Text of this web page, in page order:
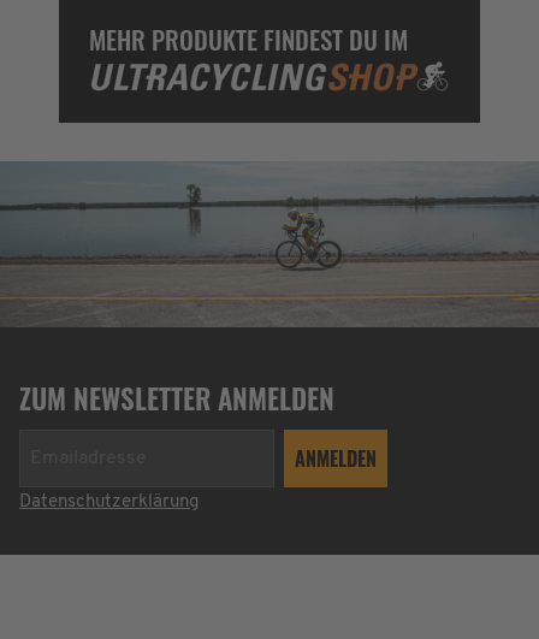
MEHR PRODUKTE FINDEST DU IM
ZUM NEWSLETTER ANMELDEN
Datenschutzerklärung